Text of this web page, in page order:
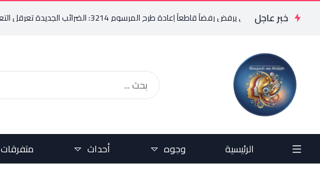
خبر عاجل
فريد البستاني يرفض رفضاً قاطعاً إعادة طرح المرسوم 3214: الضرائب الجديدة تعرقل التعافي الاقتصادي وتناقض مبدأ الشراكة
الرئيسية وجوه أحداث متفرقات